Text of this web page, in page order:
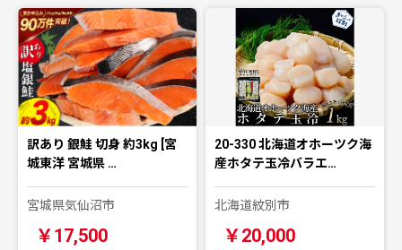
訳あり 銀鮭 切身 約3kg [宮
城東洋 宮城県 …
宮城県気仙沼市
￥17,500
20-330 北海道オホーツク海
産ホタテ玉冷バラエ…
北海道紋別市
￥20,000